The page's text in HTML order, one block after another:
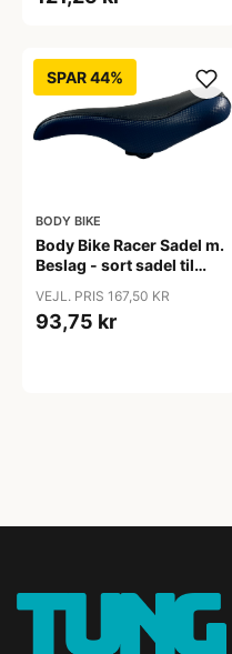
SPAR 44%
BODY BIKE
Body Bike Racer Sadel m.
Beslag - sort sadel til
gym
VEJL. PRIS 167,50 KR
93,75 kr